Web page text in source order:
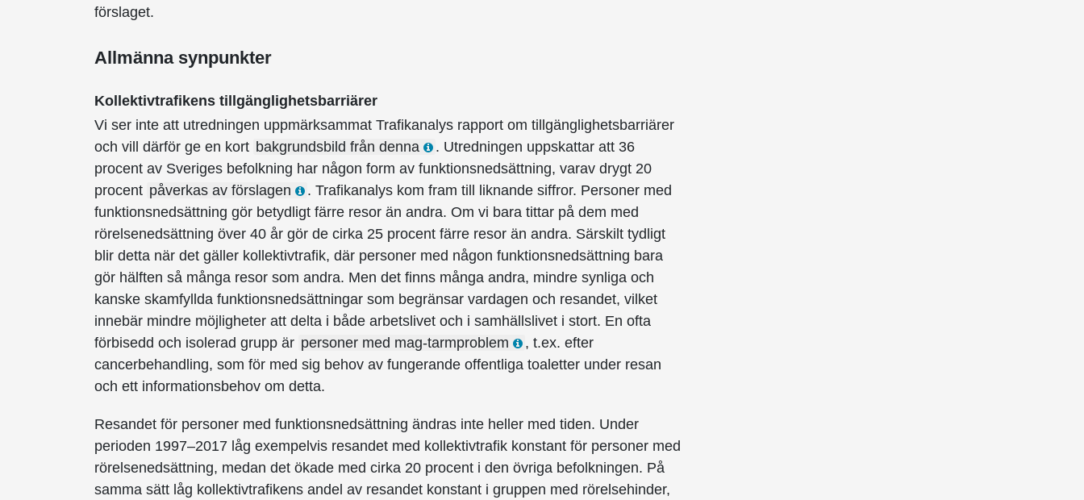
förslaget.
Allmänna synpunkter
Kollektivtrafikens tillgänglighetsbarriärer
Vi ser inte att utredningen uppmärksammat Trafikanalys rapport om tillgänglighets­barriärer
och vill därför ge en kort bakgrundsbild från denna
. Utredningen uppskattar att 36
procent av Sveriges befolkning har någon form av funktions­nedsättning, varav drygt 20
procent påverkas av förslagen
. Trafikanalys kom fram till liknande siffror. Personer med
funktionsnedsättning gör betydligt färre resor än andra. Om vi bara tittar på dem med
rörelsenedsättning över 40 år gör de cirka 25 procent färre resor än andra. Särskilt tydligt
blir detta när det gäller kollektivtrafik, där personer med någon funktions­ned­sättning bara
gör hälften så många resor som andra. Men det finns många andra, mindre synliga och
kanske skamfyllda funktionsned­sättningar som begränsar vardagen och resandet, vilket
innebär mindre möjligheter att delta i både arbetslivet och i samhällslivet i stort. En ofta
förbisedd och isolerad grupp är personer med mag-tarmproblem
, t.ex. efter
cancerbehandling, som för med sig behov av fungerande offentliga toaletter under resan
och ett informationsbehov om detta.
Resandet för personer med funktionsnedsättning ändras inte heller med tiden. Under
perioden 1997–2017 låg exempelvis resandet med kollektivtrafik konstant för personer med
rörelsenedsättning, medan det ökade med cirka 20 procent i den övriga befolk­ningen. På
samma sätt låg kollektivtrafikens andel av resandet konstant i gruppen med rörelsehinder,